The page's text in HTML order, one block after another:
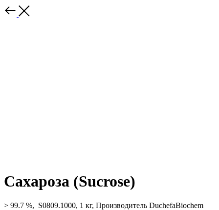
Сахароза (Sucrose)
> 99.7 %, S0809.1000, 1 кг, Производитель DuchefaBiochem